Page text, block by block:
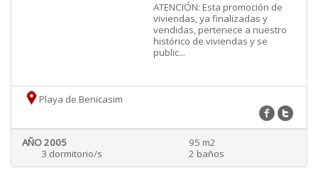
ATENCIÓN: Esta promoción de
viviendas, ya finalizadas y
vendidas, pertenece a nuestro
histórico de viviendas y se
public...
Playa de Benicasim
AÑO 2005
95 m2
3 dormitorio/s
2 baños